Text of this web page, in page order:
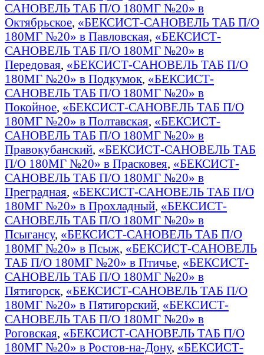
САНОВЕЛЬ ТАБ П/О 180МГ №20» в
Октябрьское, «БЕКСИСТ-САНОВЕЛЬ ТАБ П/О
180МГ №20» в Павловская, «БЕКСИСТ-
САНОВЕЛЬ ТАБ П/О 180МГ №20» в
Передовая, «БЕКСИСТ-САНОВЕЛЬ ТАБ П/О
180МГ №20» в Подкумок, «БЕКСИСТ-
САНОВЕЛЬ ТАБ П/О 180МГ №20» в
Покойное, «БЕКСИСТ-САНОВЕЛЬ ТАБ П/О
180МГ №20» в Полтавская, «БЕКСИСТ-
САНОВЕЛЬ ТАБ П/О 180МГ №20» в
Правокубанский, «БЕКСИСТ-САНОВЕЛЬ ТАБ
П/О 180МГ №20» в Прасковея, «БЕКСИСТ-
САНОВЕЛЬ ТАБ П/О 180МГ №20» в
Преградная, «БЕКСИСТ-САНОВЕЛЬ ТАБ П/О
180МГ №20» в Прохладный, «БЕКСИСТ-
САНОВЕЛЬ ТАБ П/О 180МГ №20» в
Псыгансу, «БЕКСИСТ-САНОВЕЛЬ ТАБ П/О
180МГ №20» в Псыж, «БЕКСИСТ-САНОВЕЛЬ
ТАБ П/О 180МГ №20» в Птичье, «БЕКСИСТ-
САНОВЕЛЬ ТАБ П/О 180МГ №20» в
Пятигорск, «БЕКСИСТ-САНОВЕЛЬ ТАБ П/О
180МГ №20» в Пятигорский, «БЕКСИСТ-
САНОВЕЛЬ ТАБ П/О 180МГ №20» в
Роговская, «БЕКСИСТ-САНОВЕЛЬ ТАБ П/О
180МГ №20» в Ростов-на-Дону, «БЕКСИСТ-